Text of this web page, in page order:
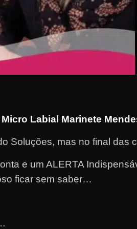
Labial Marinete
Soluções, mas no final das
e um ALERTA
ficar sem saber…